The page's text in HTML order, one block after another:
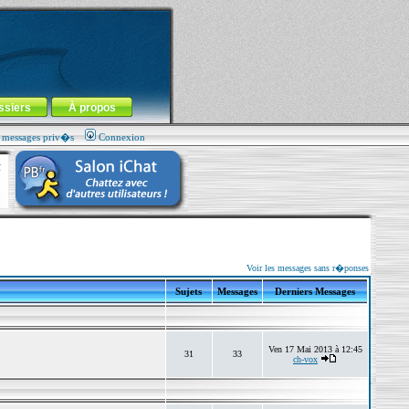
À propos
priv�s Connexion
Voir les messages sans r�ponses
Sujets Messages Derniers Messages
31 33
Ven 17 Mai 2013 à 12:45
ch-vox